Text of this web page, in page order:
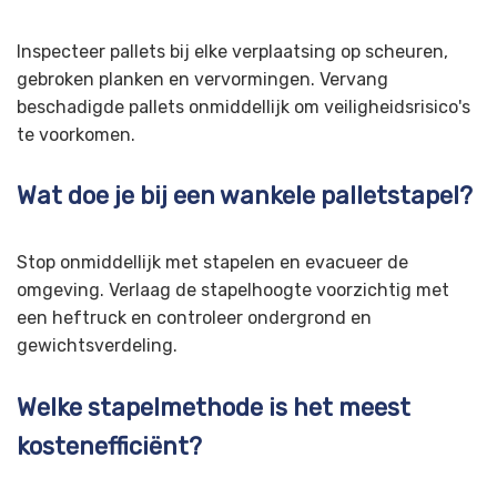
Inspecteer pallets bij elke verplaatsing op scheuren,
gebroken planken en vervormingen. Vervang
beschadigde pallets onmiddellijk om veiligheidsrisico's
te voorkomen.
Wat doe je bij een wankele palletstapel?
Stop onmiddellijk met stapelen en evacueer de
omgeving. Verlaag de stapelhoogte voorzichtig met
een heftruck en controleer ondergrond en
gewichtsverdeling.
Welke stapelmethode is het meest
kostenefficiënt?